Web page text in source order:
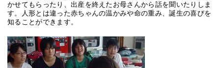
かせてもらったり、出産を終えたお母さんから話を聞いたりしま
す。人形とは違った赤ちゃんの温かみや命の重み、誕生の喜びを
知ることができます。